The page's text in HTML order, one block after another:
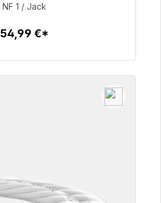
54,99 €
NF 1 / Jack
54,99 €*